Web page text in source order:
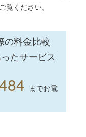
覧ください。
の料金比較
たサービス
までお電